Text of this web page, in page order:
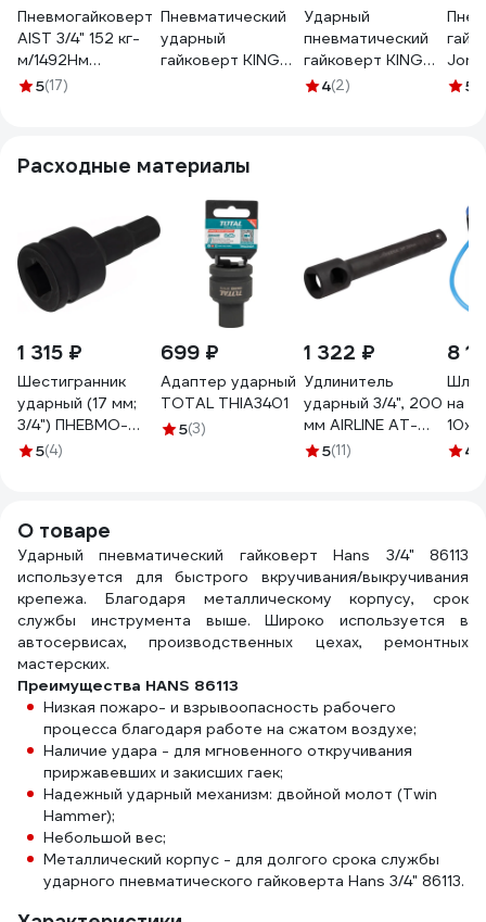
Пневмогайковерт
AIST 3/4" 152 кг-
м/1492Нм
90151522KI-30
5(17)
Пневматический
ударный
гайковерт KING
Ударный
пневматический
гайковерт KING
TONY P33621-
4(2)
62115
Расходные материалы
1 315 ₽
Шестигранник
ударный (17 мм;
3/4") ПНЕВМО-
ТРЕЙД PT-IH-03-
5(4)
699 ₽
Адаптер ударный
TOTAL THIA3401
5(3)
1 322 ₽
Удлинитель
ударный 3/4", 200
мм AIRLINE AT-
IS34-44
5(11)
8
на
4.7
О товаре
Ударный пневматический гайковерт Hans 3/4" 86113
используется для быстрого вкручивания/выкручивания
крепежа. Благодаря металлическому корпусу, срок
службы инструмента выше. Широко используется в
автосервисах, производственных цехах, ремонтных
мастерских.
Преимущества HANS 86113
Низкая пожаро- и взрывоопасность рабочего
процесса благодаря работе на сжатом воздухе;
Наличие удара - для мгновенного откручивания
приржавевших и закисших гаек;
Надежный ударный механизм: двойной молот (Twin
Hammer);
Небольшой вес;
Металлический корпус - для долгого срока службы
ударного пневматического гайковерта Hans 3/4" 86113.